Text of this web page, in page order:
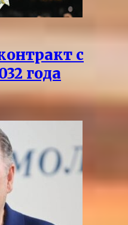
с
года